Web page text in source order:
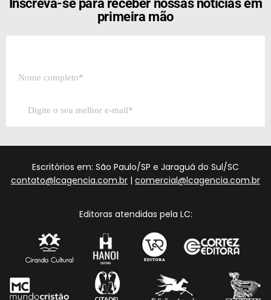
Inscreva-se para receber nossas notícias em
primeira mão
Escritórios em: São Paulo/SP e Jaraguá do Sul/SC
contato@lcagencia.com.br | comercial@lcagencia.com.br
Editoras atendidas pela LC: